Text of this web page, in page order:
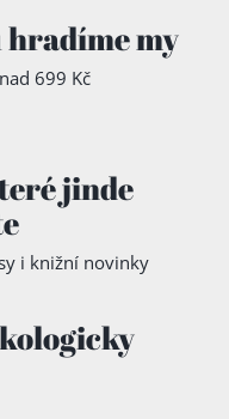
my
699 Kč
jinde
i knižní novinky